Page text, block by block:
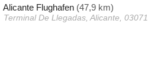
Alicante Flughafen (47,9 km)
Terminal De Llegadas, Alicante, 03071